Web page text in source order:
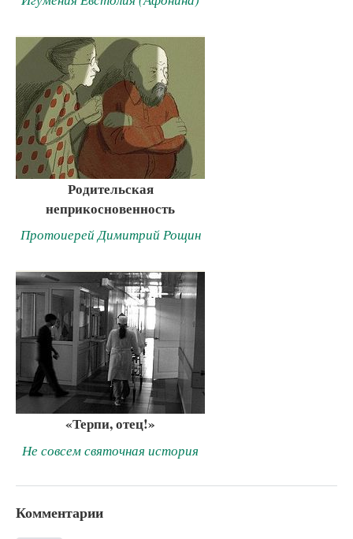
Родительская
неприкосновенность
Протоиерей Димитрий Рощин
«Терпи, отец!»
Не совсем святочная история
Комментарии